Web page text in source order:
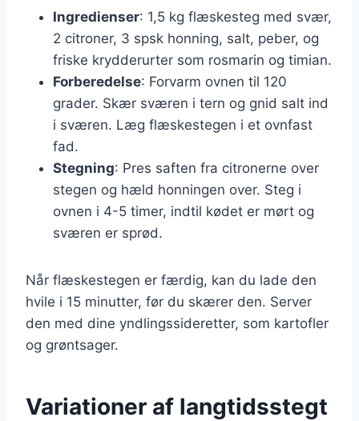
Ingredienser: 1,5 kg flæskesteg med svær,
2 citroner, 3 spsk honning, salt, peber, og
friske krydderurter som rosmarin og timian.
Forberedelse: Forvarm ovnen til 120
grader. Skær sværen i tern og gnid salt ind
i sværen. Læg flæskestegen i et ovnfast
fad.
Stegning: Pres saften fra citronerne over
stegen og hæld honningen over. Steg i
ovnen i 4-5 timer, indtil kødet er mørt og
sværen er sprød.
Når flæskestegen er færdig, kan du lade den
hvile i 15 minutter, før du skærer den. Server
den med dine yndlingssideretter, som kartofler
og grøntsager.
Variationer af langtidsstegt